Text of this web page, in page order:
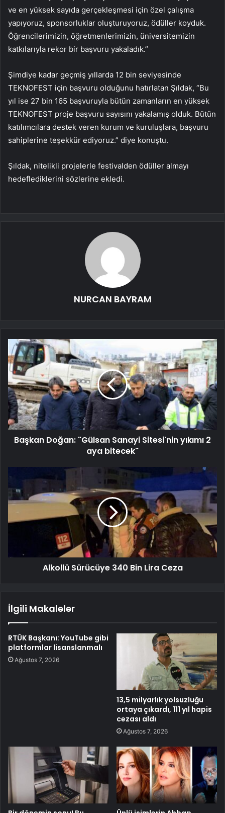
ve en yüksek sayıda gerçekleşmesi için özel çalışma
yapıyoruz, sponsorluklar oluşturuyoruz, ödüller koyduk.
Öğrencilerimizin, öğretmenlerimizin, üniversitemizin
katkılarıyla rekor bir başvuru yakaladık.”
Şimdiye kadar geçmiş yıllarda 12 bin seviyesinde
TEKNOFEST için başvuru olduğunu hatırlatan Şıldak, “Bu
yıl ise 27 bin 165 başvuruyla bütün zamanların en yüksek
TEKNOFEST proje başvuru sayısını yakalamış olduk. Bütün
katılımcılara destek veren kurum ve kuruluşlara, başvuru
sahiplerine teşekkür ediyoruz.” diye konuştu.
Şıldak, nitelikli projelerle festivalden ödüller almayı
hedeflediklerini sözlerine ekledi.
NURCAN BAYRAM
Başkan Doğan: "Gülsan Sanayi Sitesi'nin yıkımı 2
aya bitecek"
Alkollü Sürücüye 340 Bin Lira Ceza
İlgili Makaleler
RTÜK Başkanı: YouTube gibi
platformlar lisanslanmalı
Ağustos 7, 2026
13,5 milyarlık yolsuzluğu
ortaya çıkardı, 111 yıl hapis
cezası aldı
Ağustos 7, 2026